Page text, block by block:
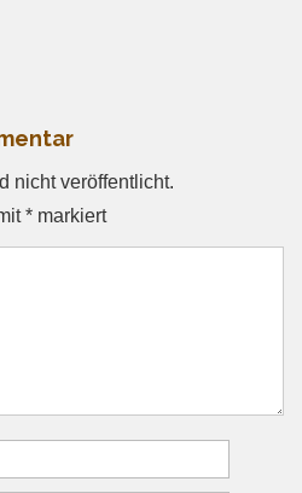
nicht veröffentlicht.
* markiert